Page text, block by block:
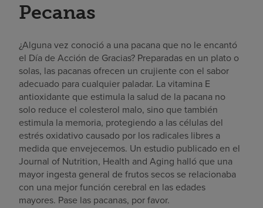
Pecanas
¿Alguna vez conoció a una pacana que no le encantó
el Día de Acción de Gracias? Preparadas en un plato o
solas, las pacanas ofrecen un crujiente con el sabor
adecuado para cualquier paladar. La vitamina E
antioxidante que estimula la salud de la pacana no
solo reduce el colesterol malo, sino que también
estimula la memoria, protegiendo a las células del
estrés oxidativo causado por los radicales libres a
medida que envejecemos. Un estudio publicado en el
Journal of Nutrition, Health and Aging halló que una
mayor ingesta general de frutos secos se relacionaba
con una mejor función cerebral en las edades
mayores. Pase las pacanas, por favor.